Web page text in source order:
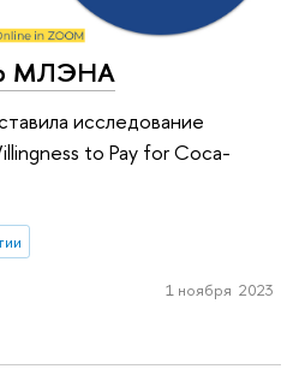
МЛЭНА
исследование
to Pay for Coca-
1 ноября 2023